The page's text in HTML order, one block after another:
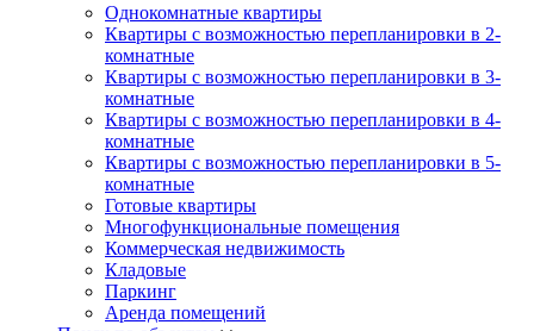
Однокомнатные квартиры
Квартиры с возможностью перепланировки в 2-
комнатные
Квартиры с возможностью перепланировки в 3-
комнатные
Квартиры с возможностью перепланировки в 4-
комнатные
Квартиры с возможностью перепланировки в 5-
комнатные
Готовые квартиры
Многофункциональные помещения
Коммерческая недвижимость
Кладовые
Паркинг
Аренда помещений